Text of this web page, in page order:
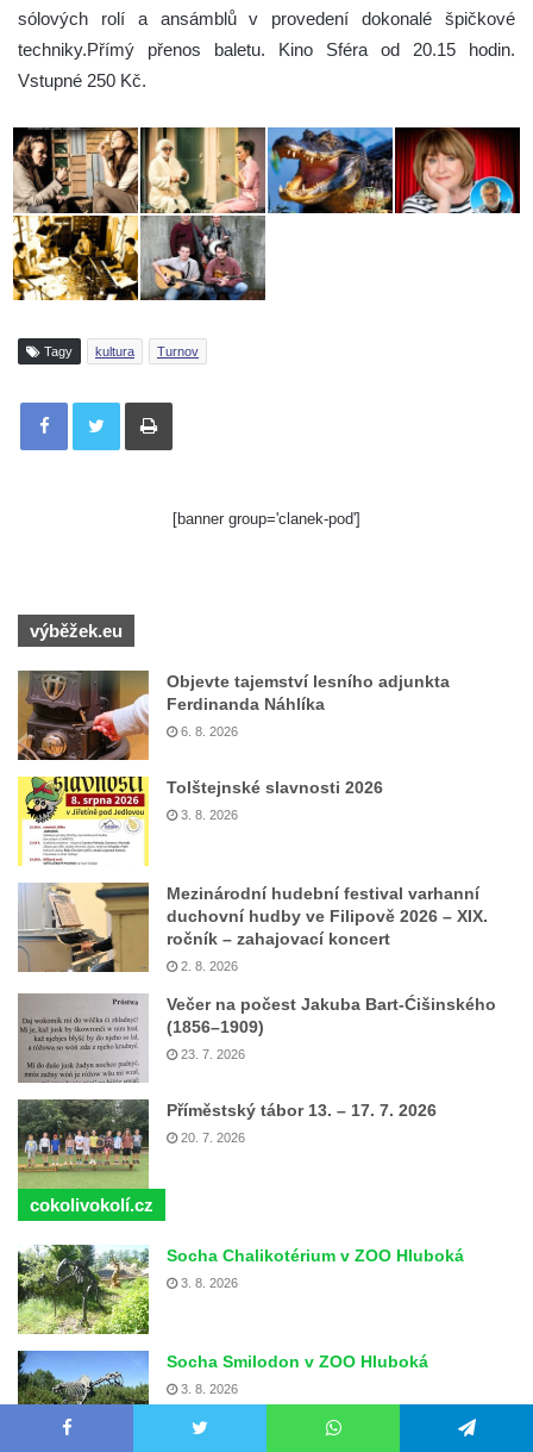
sólových rolí a ansámblů v provedení dokonalé špičkové
techniky.Přímý přenos baletu. Kino Sféra od 20.15 hodin.
Vstupné 250 Kč.
Tagy kultura Turnov
Tisknout
[banner group='clanek-pod']
výběžek.eu
Objevte tajemství lesního adjunkta
Ferdinanda Náhlíka
6. 8. 2026
Tolštejnské slavnosti 2026
3. 8. 2026
Mezinárodní hudební festival varhanní
duchovní hudby ve Filipově 2026 – XIX.
ročník – zahajovací koncert
2. 8. 2026
Večer na počest Jakuba Bart-Ćišinského
(1856–1909)
23. 7. 2026
Příměstský tábor 13. – 17. 7. 2026
20. 7. 2026
cokolivokolí.cz
Socha Chalikotérium v ZOO Hluboká
3. 8. 2026
Socha Smilodon v ZOO Hluboká
3. 8. 2026